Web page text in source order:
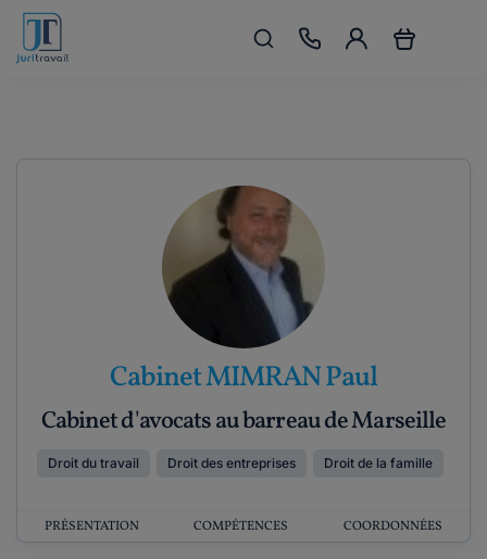
Cabinet MIMRAN Paul
Cabinet d'avocats au barreau de Marseille
Droit du travail Droit des entreprises Droit de la famille
PRÉSENTATION COMPÉTENCES COORDONNÉES